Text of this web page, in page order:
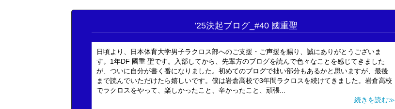
’25決起ブログ_#40 國重聖
日頃より、日本体育大学男子ラクロス部へのご支援・ご声援を賜り、誠にありがとうございま
す。1年DF 國重 聖です。入部してから、先輩方のブログを読んで色々なことを感じてきました
が、ついに自分が書く番になりました。初めてのブログで拙い部分もあるかと思いますが、最後
まで読んでいただけたら嬉しいです。僕は岩倉高校で3年間ラクロスを続けてきました。岩倉高校
でラクロスをやって、楽しかったこと、辛かったこと、頑張...
続きを読む≫